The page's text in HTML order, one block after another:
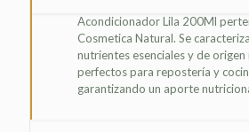
Acondicionador Lila 200Ml
Cosmetica Natural. Se
nutrientes esenciales y de origen
perfectos para repostería y
garantizando un aporte